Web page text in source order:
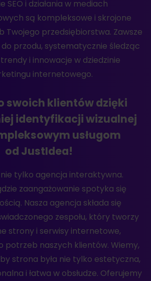
SEO i działania w mediach
są kompleksowe i skrojone
Twojego przedsiębiorstwa. Zawsze
przodu, systematycznie śledząc
i innowacje w dziedzinie
internetowego.
swoich klientów dzięki
identyfikacji wizualnej
usługom
od JustIdea!
tylko agencja interaktywna.
zaangażowanie spotyka się
Nasza agencja składa się
zespołu, który tworzy
strony i serwisy internetowe,
potrzeb naszych klientów. Wiemy,
strona była nie tylko estetyczna,
i łatwa w obsłudze. Oferujemy